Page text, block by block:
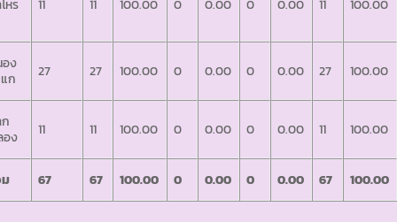
หร 11 11 100.00 0 0.00 0 0.00 11 100.00
ง
ก
27 27 100.00 0 0.00 0 0.00 27 100.00
ง
11 11 100.00 0 0.00 0 0.00 11 100.00
67 67 100.00 0 0.00 0 0.00 67 100.00